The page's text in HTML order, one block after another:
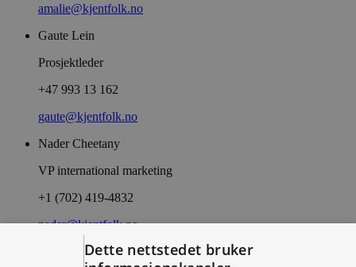
amalie@kjentfolk.no
Gaute Lein
Prosjektleder
+47 993 13 162
gaute@kjentfolk.no
Nader Cheetany
VP international marketing
+1 (702) 419-4832
nader@kjentfolk.no
Truls NilsenDette nettstedet bruker